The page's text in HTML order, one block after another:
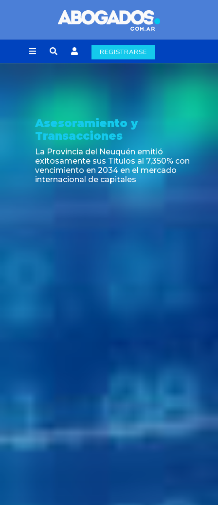
REGISTRARSE
Asesoramiento y
Transacciones
La Provincia del Neuquén emitió
exitosamente sus Títulos al 7,350% con
vencimiento en 2034 en el mercado
internacional de capitales